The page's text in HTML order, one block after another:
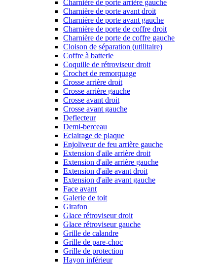
Charnière de porte arrière gauche
Charnière de porte avant droit
Charnière de porte avant gauche
Charnière de porte de coffre droit
Charnière de porte de coffre gauche
Cloison de séparation (utilitaire)
Coffre à batterie
Coquille de rétroviseur droit
Crochet de remorquage
Crosse arrière droit
Crosse arrière gauche
Crosse avant droit
Crosse avant gauche
Deflecteur
Demi-berceau
Eclairage de plaque
Enjoliveur de feu arrière gauche
Extension d'aile arrière droit
Extension d'aile arrière gauche
Extension d'aile avant droit
Extension d'aile avant gauche
Face avant
Galerie de toit
Girafon
Glace rétroviseur droit
Glace rétroviseur gauche
Grille de calandre
Grille de pare-choc
Grille de protection
Hayon inférieur